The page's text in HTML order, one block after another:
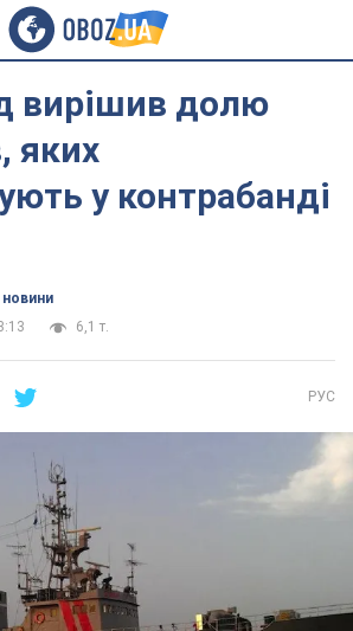
вирішив долю
яких
у контрабанді
новини
6,1 т.
РУС